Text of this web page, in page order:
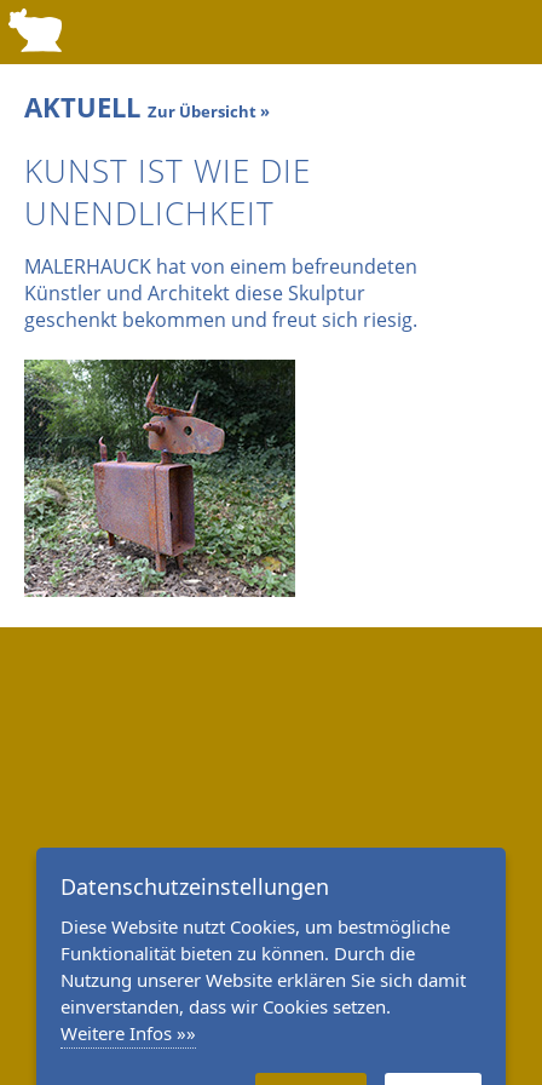
AKTUELL Zur Übersicht »
KUNST IST WIE DIE
UNENDLICHKEIT
MALERHAUCK hat von einem befreundeten
Künstler und Architekt diese Skulptur
geschenkt bekommen und freut sich riesig.
Datenschutzeinstellungen
Diese Website nutzt Cookies, um bestmögliche
Funktionalität bieten zu können. Durch die
Nutzung unserer Website erklären Sie sich damit
einverstanden, dass wir Cookies setzen.
Weitere Infos »»